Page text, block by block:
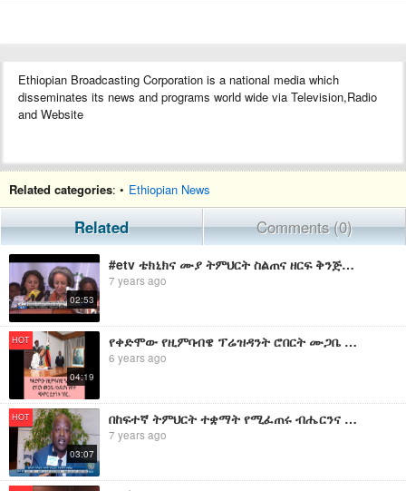
Ethiopian Broadcasting Corporation is a national media which
disseminates its news and programs world wide via Television,Radio
and Website
Related categories: • Ethiopian News
Related Comments (0)
02:53
#etv ቴክኒክና ሙያ ትምህርት ስልጠና ዘርፍ ቅንጅታዊ አሰራርን መከተል እንዳለበት ፕሬዝዳንት ሳህለወርቅ ዘውዴ ገለፁ
7 years ago
HOT
04:19
የቀድሞው የዚምባብዌ ፕሬዝዳንት ሮበርት ሙጋቤ ለአፍሪካ ነፃነት ጭምር ይታገሉ እንደነበር ፕሬዝዳንት ሳህለወርቅ ዘውዴ ገለፁ፡፡ | EBC
6 years ago
HOT
03:07
በከፍተኛ ትምህርት ተቋማት የሚፈጠሩ ብሔርንና ሀይማኖትን ተገን ያረጉ ግጭቶች ፖለቲካዊ ተልዕኮ ያላቸው በመሆኑ ሁሉም ማጋለጥ እንዳለበት ምሁራን ተናገሩ።
7 years ago